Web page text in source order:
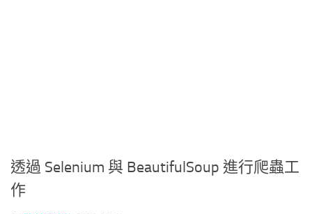
透過 Selenium 與 BeautifulSoup 進行爬蟲工
作